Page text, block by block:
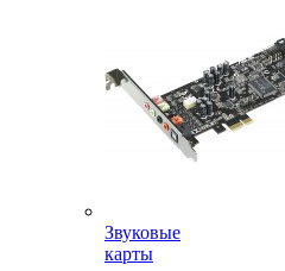
Звуковые
карты